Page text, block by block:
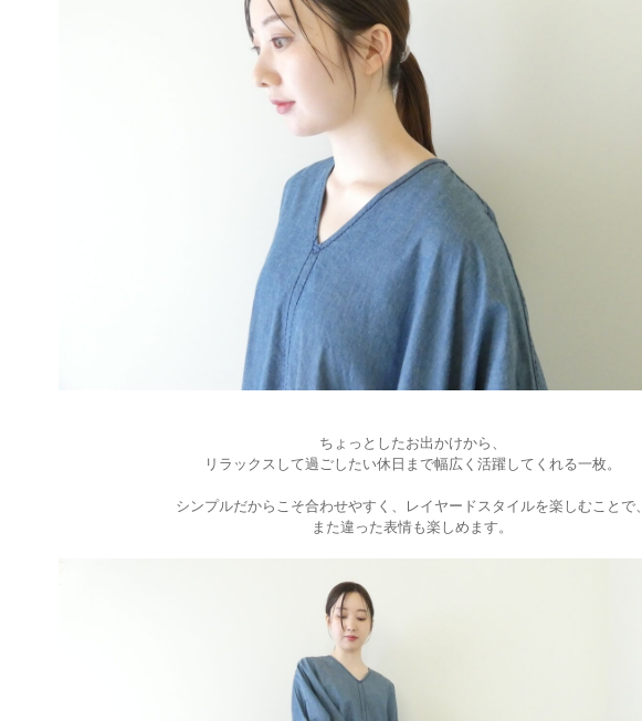
ちょっとしたお出かけから、
リラックスして過ごしたい休日まで幅広く活躍してくれる一枚。
シンプルだからこそ合わせやすく、レイヤードスタイルを楽しむことで、
また違った表情も楽しめます。